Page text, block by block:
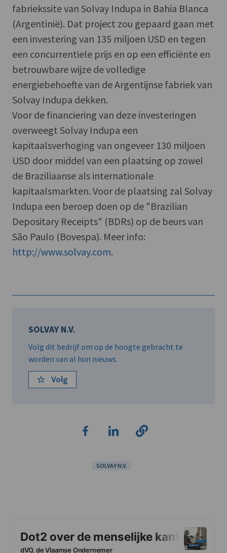
fabriekssite van Solvay Indupa in Bahia Blanca
(Argentinië). Dat project zou gepaard gaan met
een investering van 135 miljoen USD en tegen
een concurrentiele prijs en op een efficiënte en
betrouwbare wijze de volledige
energiebehoefte van de Argentijnse fabriek van
Solvay Indupa dekken.
Voor de financiering van deze investeringen
overweegt Solvay Indupa een
kapitaalsverhoging van ongeveer 130 miljoen
USD door middel van een plaatsing op zowel
de Braziliaanse als internationale
kapitaalsmarkten. Voor de plaatsing zal Solvay
Indupa een beroep doen op de "Brazilian
Depositary Receipts" (BDRs) op de beurs van
São Paulo (Bovespa). Meer info:
http://www.solvay.com.
SOLVAY N.V.
Volg dit bedrijf om op de hoogte gebracht te
worden van al hun nieuws.
Volg
SOLVAY N.V.